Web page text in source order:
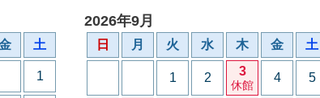
土
1
2026年9月
日 月 火 水 木 金 土
1 2 3
休館
4 5